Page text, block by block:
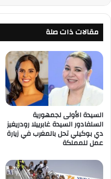
مقالات ذات صلة
السيدة الأولى لجمهورية
السلفادور السيدة غابرييلا رودريغيز
دي بوكيلي تحل بالمغرب في زيارة
عمل للمملكة